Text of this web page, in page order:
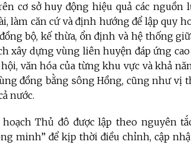
cơ sở huy động hiệu quả các
làm căn cứ và định hướng để lập quy
bộ, kế thừa, ổn định và hệ thống
xây dựng vùng liên huyện đáp ứng
văn hóa của từng khu vực và khả
đồng bằng sông Hồng, cũng như
nước.
hoạch Thủ đô được lập theo nguyên
minh” để kịp thời điều chỉnh, cập